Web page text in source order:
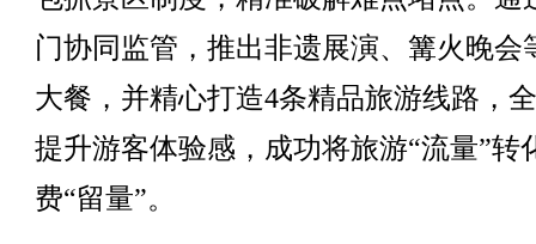
门协同监管，推出非遗展演、篝火晚会
大餐，并精心打造4条精品旅游线路，
提升游客体验感，成功将旅游“流量”转
费“留量”。